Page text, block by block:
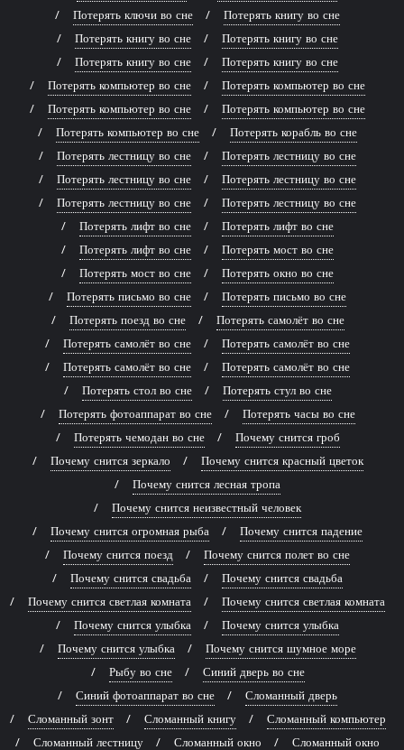
Потерять ключи во сне
Потерять книгу во сне
Потерять книгу во сне
Потерять книгу во сне
Потерять книгу во сне
Потерять книгу во сне
Потерять компьютер во сне
Потерять компьютер во сне
Потерять компьютер во сне
Потерять компьютер во сне
Потерять компьютер во сне
Потерять корабль во сне
Потерять лестницу во сне
Потерять лестницу во сне
Потерять лестницу во сне
Потерять лестницу во сне
Потерять лестницу во сне
Потерять лестницу во сне
Потерять лифт во сне
Потерять лифт во сне
Потерять лифт во сне
Потерять мост во сне
Потерять мост во сне
Потерять окно во сне
Потерять письмо во сне
Потерять письмо во сне
Потерять поезд во сне
Потерять самолёт во сне
Потерять самолёт во сне
Потерять самолёт во сне
Потерять самолёт во сне
Потерять самолёт во сне
Потерять стол во сне
Потерять стул во сне
Потерять фотоаппарат во сне
Потерять часы во сне
Потерять чемодан во сне
Почему снится гроб
Почему снится зеркало
Почему снится красный цветок
Почему снится лесная тропа
Почему снится неизвестный человек
Почему снится огромная рыба
Почему снится падение
Почему снится поезд
Почему снится полет во сне
Почему снится свадьба
Почему снится свадьба
Почему снится светлая комната
Почему снится светлая комната
Почему снится улыбка
Почему снится улыбка
Почему снится улыбка
Почему снится шумное море
Рыбу во сне
Синий дверь во сне
Синий фотоаппарат во сне
Сломанный дверь
Сломанный зонт
Сломанный книгу
Сломанный компьютер
Сломанный лестницу
Сломанный окно Сломанный окно